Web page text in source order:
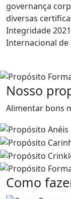
governança
diversas
Integridade
Internacional de
Nosso
Alimentar bons
Como